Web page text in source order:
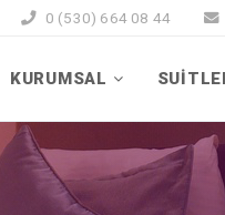
0 (530) 664 08 44
KURUMSAL